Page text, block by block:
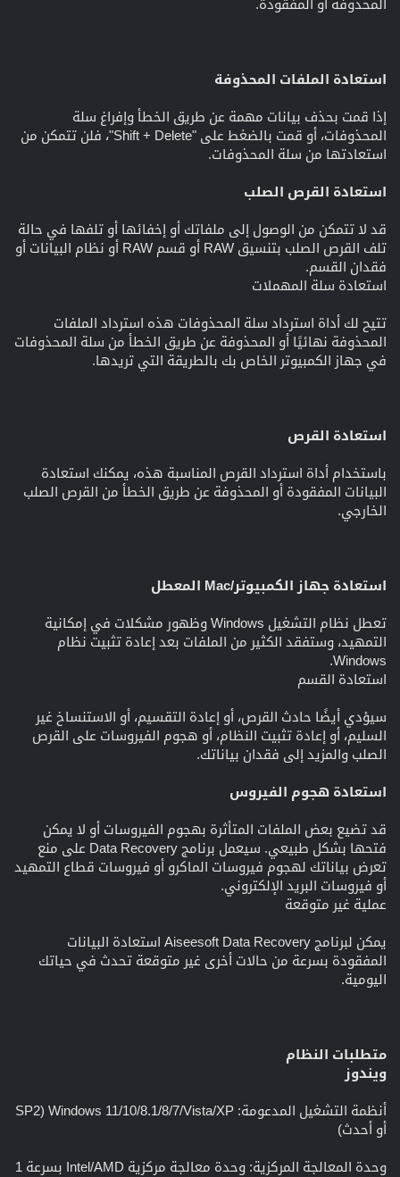
المحذوفة أو المفقودة.
استعادة الملفات المحذوفة
إذا قمت بحذف بيانات مهمة عن طريق الخطأ وإفراغ سلة
المحذوفات، أو قمت بالضغط على "Shift + Delete"، فلن تتمكن من
استعادتها من سلة المحذوفات.
استعادة القرص الصلب
قد لا تتمكن من الوصول إلى ملفاتك أو إخفائها أو تلفها في حالة
تلف القرص الصلب بتنسيق RAW أو قسم RAW أو نظام البيانات أو
فقدان القسم.
استعادة سلة المهملات
تتيح لك أداة استرداد سلة المحذوفات هذه استرداد الملفات
المحذوفة نهائيًا أو المحذوفة عن طريق الخطأ من سلة المحذوفات
في جهاز الكمبيوتر الخاص بك بالطريقة التي تريدها.
استعادة القرص
باستخدام أداة استرداد القرص المناسبة هذه، يمكنك استعادة
البيانات المفقودة أو المحذوفة عن طريق الخطأ من القرص الصلب
الخارجي.
استعادة جهاز الكمبيوتر/Mac المعطل
تعطل نظام التشغيل Windows وظهور مشكلات في إمكانية
التمهيد، وستفقد الكثير من الملفات بعد إعادة تثبيت نظام
Windows.
استعادة القسم
سيؤدي أيضًا حادث القرص، أو إعادة التقسيم، أو الاستنساخ غير
السليم، أو إعادة تثبيت النظام، أو هجوم الفيروسات على القرص
الصلب والمزيد إلى فقدان بياناتك.
استعادة هجوم الفيروس
قد تضيع بعض الملفات المتأثرة بهجوم الفيروسات أو لا يمكن
فتحها بشكل طبيعي. سيعمل برنامج Data Recovery على منع
تعرض بياناتك لهجوم فيروسات الماكرو أو فيروسات قطاع التمهيد
أو فيروسات البريد الإلكتروني.
عملية غير متوقعة
يمكن لبرنامج Aiseesoft Data Recovery استعادة البيانات
المفقودة بسرعة من حالات أخرى غير متوقعة تحدث في حياتك
اليومية.
متطلبات النظام
ويندوز
أنظمة التشغيل المدعومة: Windows 11/10/8.1/8/7/Vista/XP (SP2
أو أحدث)
وحدة المعالجة المركزية: وحدة معالجة مركزية Intel/AMD بسرعة 1